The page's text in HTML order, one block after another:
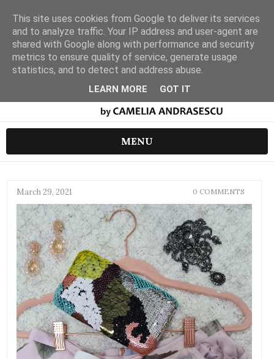
MENU
March 29, 2021 0 COMMENTS
This site uses cookies from Google to deliver its services
and to analyze traffic. Your IP address and user-agent are
shared with Google along with performance and security
metrics to ensure quality of service, generate usage
statistics, and to detect and address abuse.
LEARN MORE GOT IT